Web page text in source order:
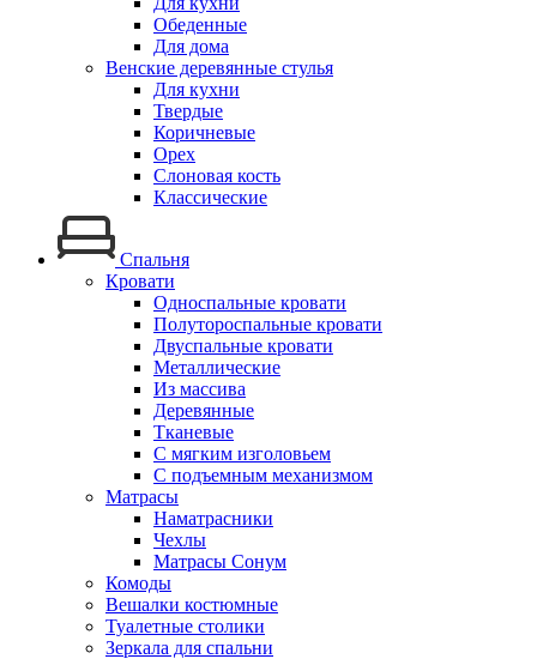
Обеденные
Для дома
Венские деревянные стулья
Для кухни
Твердые
Коричневые
Орех
Слоновая кость
Классические
Спальня
Кровати
Односпальные кровати
Полутороспальные кровати
Двуспальные кровати
Металлические
Из массива
Деревянные
Тканевые
С мягким изголовьем
С подъемным механизмом
Матрасы
Наматрасники
Чехлы
Матрасы Сонум
Комоды
Вешалки костюмные
Туалетные столики
Зеркала для спальни